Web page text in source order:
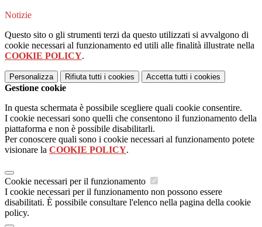
Notizie
Questo sito o gli strumenti terzi da questo utilizzati si avvalgono di
cookie necessari al funzionamento ed utili alle finalità illustrate nella
COOKIE POLICY.
Personalizza Rifiuta tutti i cookies Accetta tutti i cookies
Gestione cookie
In questa schermata è possibile scegliere quali cookie consentire.
I cookie necessari sono quelli che consentono il funzionamento della
piattaforma e non è possibile disabilitarli.
Per conoscere quali sono i cookie necessari al funzionamento potete
visionare la COOKIE POLICY.
Cookie necessari per il funzionamento
I cookie necessari per il funzionamento non possono essere
disabilitati. È possibile consultare l'elenco nella pagina della cookie
policy.